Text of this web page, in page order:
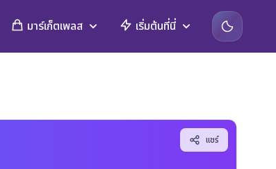
มาร์เก็ตเพลส เริ่มต้นที่นี่
แชร์